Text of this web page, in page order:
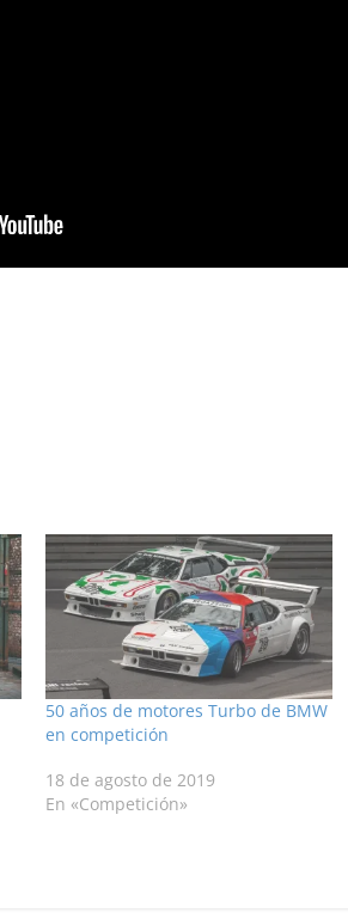
50 años de motores Turbo de BMW
en competición
18 de agosto de 2019
En «Competición»